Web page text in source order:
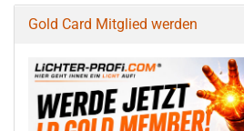
Gold Card Mitglied werden